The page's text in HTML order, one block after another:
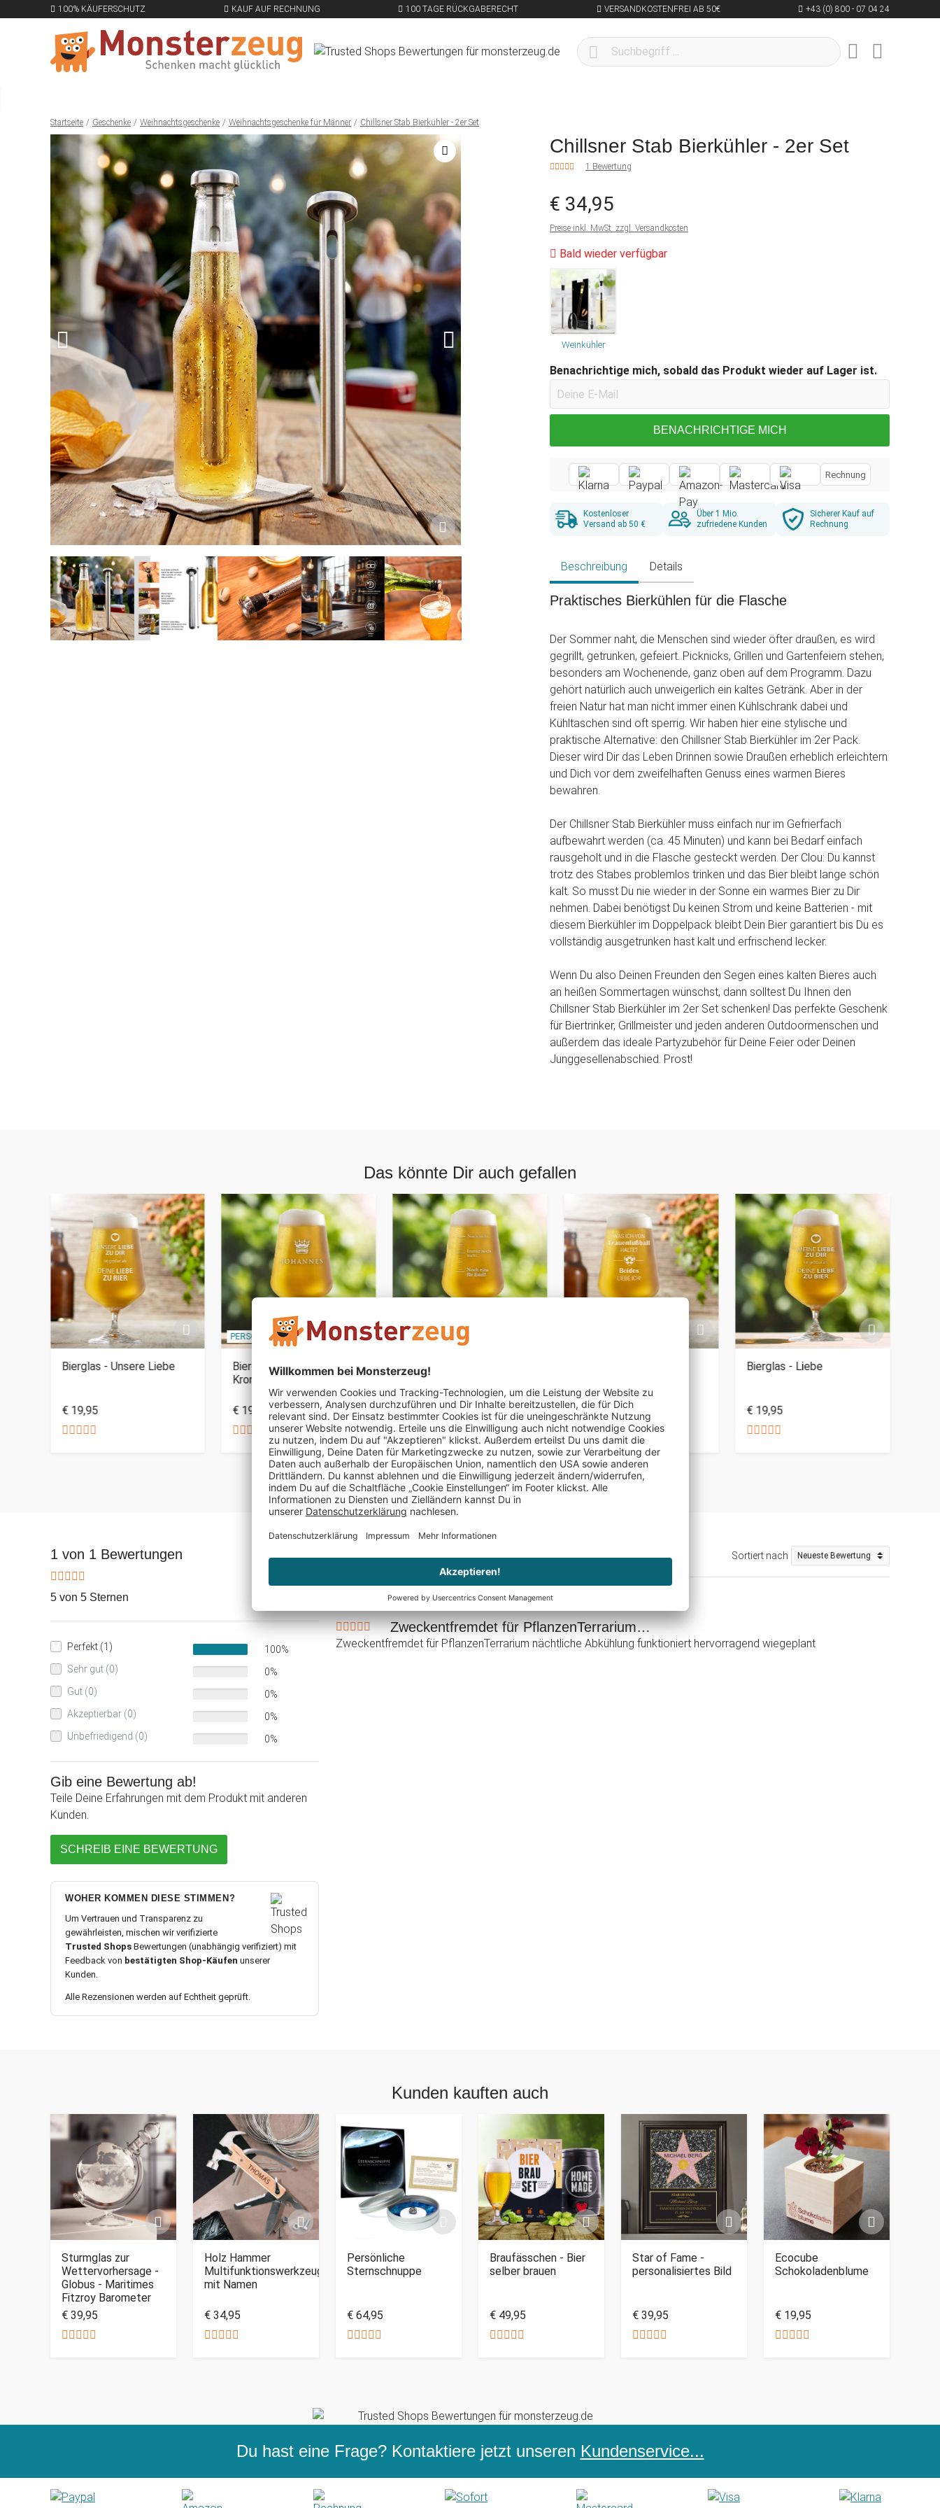
100% KÄUFERSCHUTZ KAUF AUF RECHNUNG 100 TAGE RÜCKGABERECHT VERSANDKOSTENFREI AB 50€ +43 (0) 800 - 07 04 24
Startseite Geschenke Weihnachtsgeschenke Weihnachtsgeschenke für Männer Chillsner Stab Bierkühler - 2er Set
Chillsner Stab Bierkühler - 2er Set
1 Bewertung
€ 34,95
Preise inkl. MwSt. zzgl. Versandkosten
Bald wieder verfügbar
Weinkühler
Benachrichtige mich, sobald das Produkt wieder auf Lager ist.
BENACHRICHTIGE MICH
Rechnung
Kostenloser
Versand ab 50 €
Über 1 Mio.
zufriedene Kunden
Sicherer Kauf auf
Rechnung
Beschreibung Details
Praktisches Bierkühlen für die Flasche
Der Sommer naht, die Menschen sind wieder öfter draußen, es wird
gegrillt, getrunken, gefeiert. Picknicks, Grillen und Gartenfeiern stehen,
besonders am Wochenende, ganz oben auf dem Programm. Dazu
gehört natürlich auch unweigerlich ein kaltes Getränk. Aber in der
freien Natur hat man nicht immer einen Kühlschrank dabei und
Kühltaschen sind oft sperrig. Wir haben hier eine stylische und
praktische Alternative: den Chillsner Stab Bierkühler im 2er Pack.
Dieser wird Dir das Leben Drinnen sowie Draußen erheblich erleichtern
und Dich vor dem zweifelhaften Genuss eines warmen Bieres
bewahren.
Der Chillsner Stab Bierkühler muss einfach nur im Gefrierfach
aufbewahrt werden (ca. 45 Minuten) und kann bei Bedarf einfach
rausgeholt und in die Flasche gesteckt werden. Der Clou: Du kannst
trotz des Stabes problemlos trinken und das Bier bleibt lange schön
kalt. So musst Du nie wieder in der Sonne ein warmes Bier zu Dir
nehmen. Dabei benötigst Du keinen Strom und keine Batterien - mit
diesem Bierkühler im Doppelpack bleibt Dein Bier garantiert bis Du es
vollständig ausgetrunken hast kalt und erfrischend lecker.
Wenn Du also Deinen Freunden den Segen eines kalten Bieres auch
an heißen Sommertagen wünschst, dann solltest Du Ihnen den
Chillsner Stab Bierkühler im 2er Set schenken! Das perfekte Geschenk
für Biertrinker, Grillmeister und jeden anderen Outdoormenschen und
außerdem das ideale Partyzubehör für Deine Feier oder Deinen
Junggesellenabschied. Prost!
Das könnte Dir auch gefallen
Bierglas - Unsere Liebe
€ 19,95
PERSONALISIERBAR
Bierglas mit Gravur - König
Krone
€ 19,95
PERSONALISIERBAR
Bierglas mit Gravur - Noch
eins
€ 19,95 € 19,95
Bierglas - Liebe
€ 19,95
1 von 1 Bewertungen
5 von 5 Sternen
Perfekt (1)
100%
Sehr gut (0)
0%
Gut (0)
0%
Akzeptierbar (0)
0%
Unbefriedigend (0)
0%
Gib eine Bewertung ab!
Teile Deine Erfahrungen mit dem Produkt mit anderen
Kunden.
SCHREIB EINE BEWERTUNG
WOHER KOMMEN DIESE STIMMEN?
Um Vertrauen und Transparenz zu
gewährleisten, mischen wir verifizierte
Trusted Shops Bewertungen (unabhängig verifiziert) mit
Feedback von bestätigten Shop-Käufen unserer
Kunden.
Alle Rezensionen werden auf Echtheit geprüft.
Sortiert nach
schrieb am 09.06.2023 Verifizierter Kauf (Trusted Shops)
Zweckentfremdet für PflanzenTerrarium…
Zweckentfremdet für PflanzenTerrarium nächtliche Abkühlung funktioniert hervorragend wiegeplant
Kunden kauften auch
Sturmglas zur
Wettervorhersage -
Globus - Maritimes
Fitzroy Barometer
€ 39,95
Holz Hammer
Multifunktionswerkzeug
mit Namen
€ 34,95
Persönliche
Sternschnuppe
€ 64,95
Braufässchen - Bier
selber brauen
€ 49,95
Star of Fame -
personalisiertes Bild
€ 39,95
Ecocube
Schokoladenblume
€ 19,95
Du hast eine Frage? Kontaktiere jetzt unseren Kundenservice...